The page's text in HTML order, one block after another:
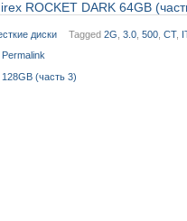
ROCKET DARK 64GB
диски Tagged2G ,3.0 ,500 ,CT,
Permalink
(часть 3)